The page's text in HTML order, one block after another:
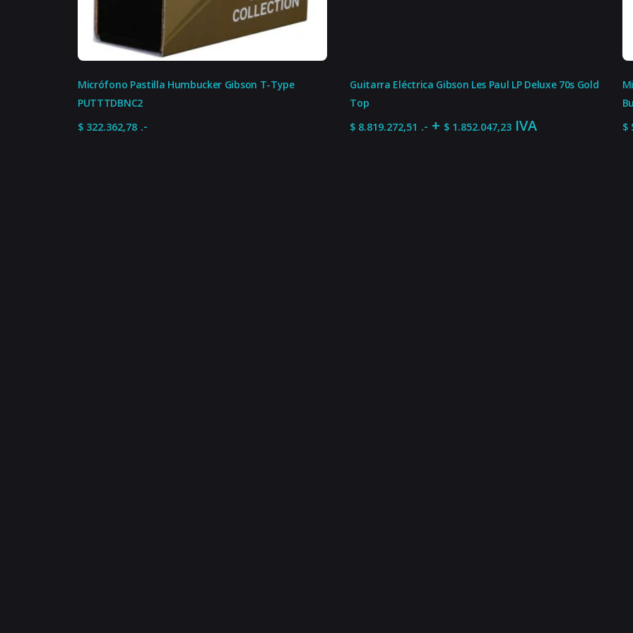
Notas
Escala
IVA 21 %
Micrófono Pastilla Humbucker Gibson T-Type
PUTTTDBNC2
$ 322.362,78 .-
Guitarra Eléctrica Gibson Les Paul LP Deluxe 70s Gold
Top
$ 8.819.272,51 .- + $ 1.852.047,23 IVA
$